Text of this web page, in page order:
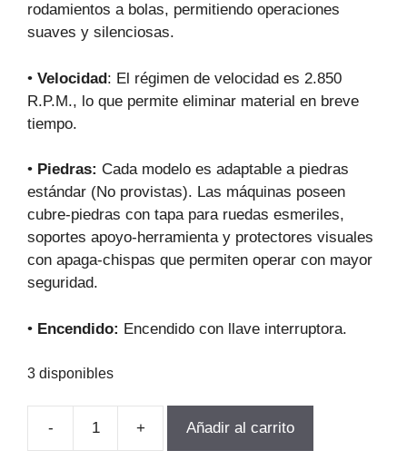
rodamientos a bolas, permitiendo operaciones
suaves y silenciosas.
• Velocidad: El régimen de velocidad es 2.850
R.P.M., lo que permite eliminar material en breve
tiempo.
• Piedras: Cada modelo es adaptable a piedras
estándar (No provistas). Las máquinas poseen
cubre-piedras con tapa para ruedas esmeriles,
soportes apoyo-herramienta y protectores visuales
con apaga-chispas que permiten operar con mayor
seguridad.
• Encendido: Encendido con llave interruptora.
3 disponibles
-
ESMERIL
+ Añadir al carrito